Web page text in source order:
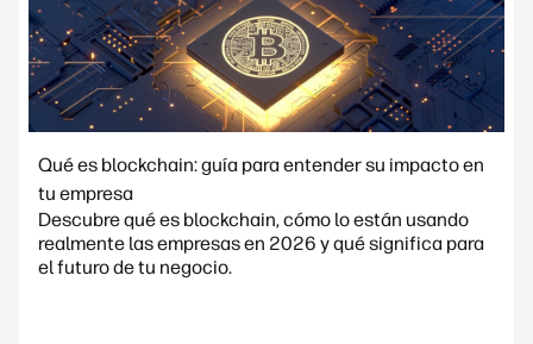
Qué es blockchain: guía para entender su impacto en
tu empresa
Descubre qué es blockchain, cómo lo están usando
realmente las empresas en 2026 y qué significa para
el futuro de tu negocio.